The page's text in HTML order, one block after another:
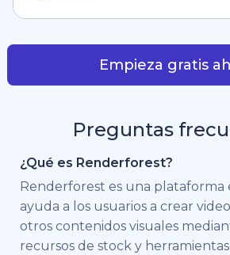
Empieza gratis
Preguntas
¿Qué es Renderforest?
Renderforest es una plataforma
ayuda a los usuarios a crear
otros contenidos visuales
recursos de stock y